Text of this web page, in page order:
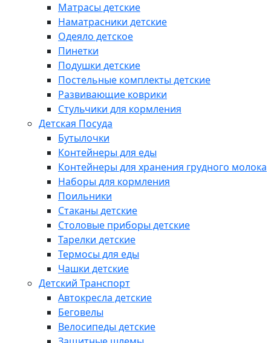
Матрасы детские
Наматрасники детские
Одеяло детское
Пинетки
Подушки детские
Постельные комплекты детские
Развивающие коврики
Стульчики для кормления
Детская Посуда
Бутылочки
Контейнеры для еды
Контейнеры для хранения грудного молока
Наборы для кормления
Поильники
Стаканы детские
Столовые приборы детские
Тарелки детские
Термосы для еды
Чашки детские
Детский Транспорт
Автокресла детские
Беговелы
Велосипеды детские